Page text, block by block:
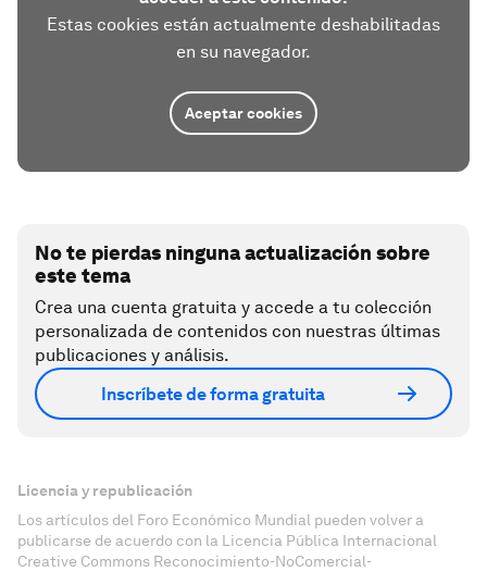
Estas cookies están actualmente deshabilitadas
en su navegador.
Aceptar cookies
No te pierdas ninguna actualización sobre
este tema
Crea una cuenta gratuita y accede a tu colección
personalizada de contenidos con nuestras últimas
publicaciones y análisis.
Inscríbete de forma gratuita
Licencia y republicación
Los artículos del Foro Económico Mundial pueden volver a
publicarse de acuerdo con la Licencia Pública Internacional
Creative Commons Reconocimiento-NoComercial-